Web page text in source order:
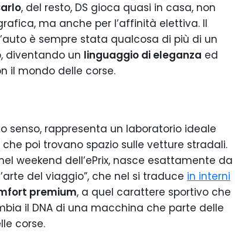
, del resto, DS gioca quasi in casa, non
ma anche per l’affinità elettiva. Il
è sempre stata qualcosa di più di un
diventando un linguaggio di eleganza ed
il mondo delle corse.
senso, rappresenta un laboratorio ideale
poi trovano spazio sulle vetture stradali.
weekend dell’ePrix, nasce esattamente da
del viaggio”, che nel si traduce in interni
premium, a quel carattere sportivo che
il DNA di una macchina che parte delle
corse.